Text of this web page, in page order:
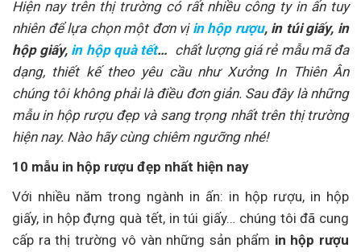
Hiện nay trên thị trường có rất nhiều công ty in ấn tuy
nhiên để lựa chọn một đơn vị in hộp rượu, in túi giấy, in
hộp giấy, in hộp quà tết… chất lượng giá rẻ mẫu mã đa
dạng, thiết kế theo yêu cầu như Xưởng In Thiên Ân
chúng tôi không phải là điều đơn giản. Sau đây là những
mẫu in hộp rượu đẹp và sang trọng nhất trên thị trường
hiện nay. Nào hãy cùng chiêm ngưỡng nhé!
10 mẫu in hộp rượu đẹp nhất hiện nay
Với nhiều năm trong ngành in ấn: in hộp rượu, in hộp
giấy, in hộp đựng quà tết, in túi giấy… chúng tôi đã cung
cấp ra thị trường vô vàn những sản phẩm in hộp rượu